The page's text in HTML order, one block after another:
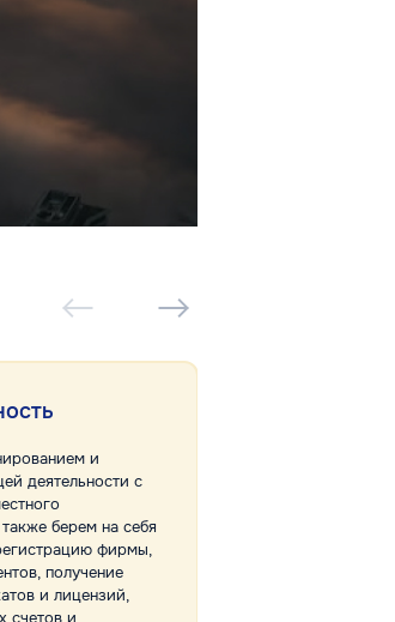
и
деятельности с
берем на себя
фирмы,
получение
и лицензий,